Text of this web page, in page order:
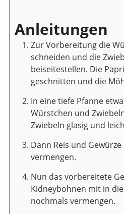
Anleitungen
Zur Vorbereitung die
schneiden und die
beiseitestellen. Die
geschnitten und die
In eine tiefe Pfanne
Würstchen und
Zwiebeln glasig und
Dann Reis und
vermengen.
Nun das vorbereitete
Kidneybohnen mit in
nochmals vermengen.